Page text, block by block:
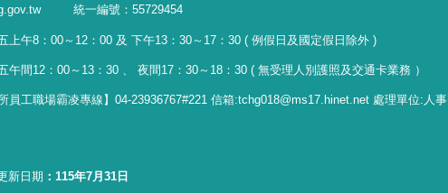
統一編號：55729454
上午8：00～12：00 及 下午13：30～17：30 ( 例假日及國定假日除外 )
午間12：00～ 13：30 、 夜間17：30～ 18：30 ( 無受理人別護照及交通卡業務 ）
員工職場霸凌專線】04-23936767#221 信箱:tchg018@ms17.hinet.net 處理單位:人事
新日期 115年7月31日